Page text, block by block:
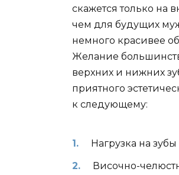
скажется только на
чем для будущих
немного красивее
Желание
верхних и нижних
приятного
к следующему:
Нагрузка на
Височно-